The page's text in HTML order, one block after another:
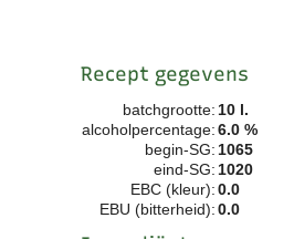
Recept gegevens
batchgrootte: 10 l.
alcoholpercentage:6.0 %
begin-SG: 1065
eind-SG: 1020
EBC (kleur):0.0
EBU (bitterheid):0.0